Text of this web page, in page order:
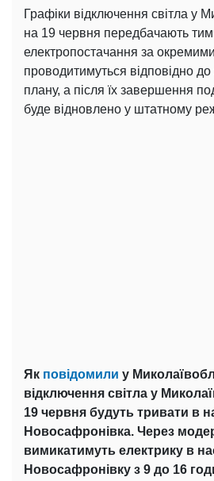
Графіки відключення світла у
на 19 червня передбачають
електропостачання за
проводитимуться відповідно
плану, а після їх завершення
буде відновлено у штатному
Як повідомили у
відключення світла у
19 червня будуть тривати в
Новосафронівка. Через
вимикатимуть електрику в
Новосафронівку з 9 до 16